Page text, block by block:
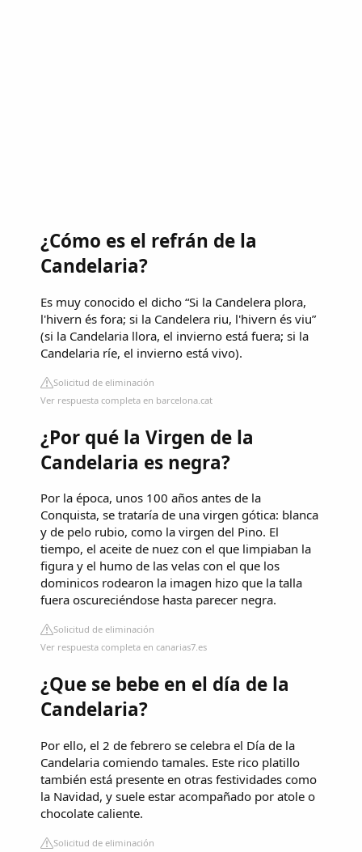
¿Cómo es el refrán de la
Candelaria?
Es muy conocido el dicho “Si la Candelera plora,
l'hivern és fora; si la Candelera riu, l'hivern és viu”
(si la Candelaria llora, el invierno está fuera; si la
Candelaria ríe, el invierno está vivo).
Solicitud de eliminación
Ver respuesta completa en barcelona.cat
¿Por qué la Virgen de la
Candelaria es negra?
Por la época, unos 100 años antes de la
Conquista, se trataría de una virgen gótica: blanca
y de pelo rubio, como la virgen del Pino. El
tiempo, el aceite de nuez con el que limpiaban la
figura y el humo de las velas con el que los
dominicos rodearon la imagen hizo que la talla
fuera oscureciéndose hasta parecer negra.
Solicitud de eliminación
Ver respuesta completa en canarias7.es
¿Que se bebe en el día de la
Candelaria?
Por ello, el 2 de febrero se celebra el Día de la
Candelaria comiendo tamales. Este rico platillo
también está presente en otras festividades como
la Navidad, y suele estar acompañado por atole o
chocolate caliente.
Solicitud de eliminación